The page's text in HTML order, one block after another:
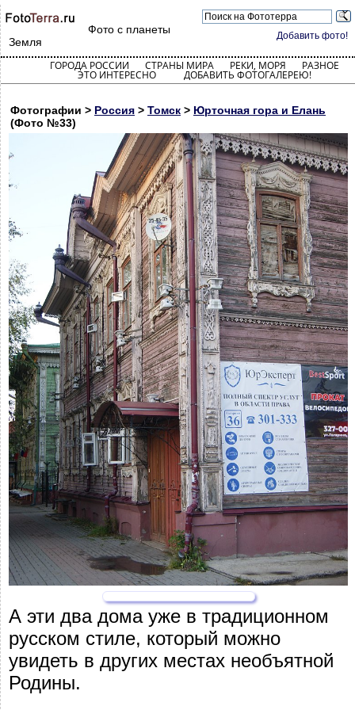
Добавить фото!
Фото с планеты
Земля
ГОРОДА РОССИИ СТРАНЫ МИРА РЕКИ, МОРЯ РАЗНОЕ
ЭТО ИНТЕРЕСНО ДОБАВИТЬ ФОТОГАЛЕРЕЮ!
Фотографии > Россия > Томск > Юрточная гора и Елань
(Фото №33)
А эти два дома уже в традиционном
русском стиле, который можно
увидеть в других местах необъятной
Родины.